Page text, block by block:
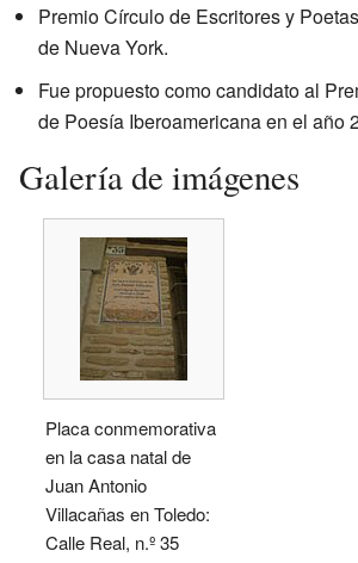
Premio Círculo de Escritores y
de Nueva York.
Fue propuesto como candidato al
de Poesía Iberoamericana en el año
Galería de imágenes
Placa conmemorativa
en la casa natal de
Juan Antonio
Villacañas en Toledo:
Calle Real, n.º 35